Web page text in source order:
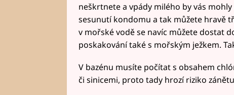
neškrtnete a vpády milého by vás
sesunutí kondomu a tak můžete hravě
v mořské vodě se navíc můžete dostat
poskakování také s mořským ježkem.
V bazénu musíte počítat s obsahem
či sinicemi, proto tady hrozí riziko